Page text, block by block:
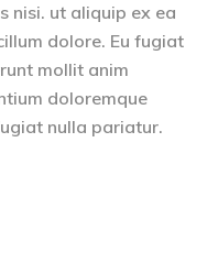
nisi. ut aliquip ex ea
dolore. Eu fugiat
mollit anim
doloremque
nulla pariatur.